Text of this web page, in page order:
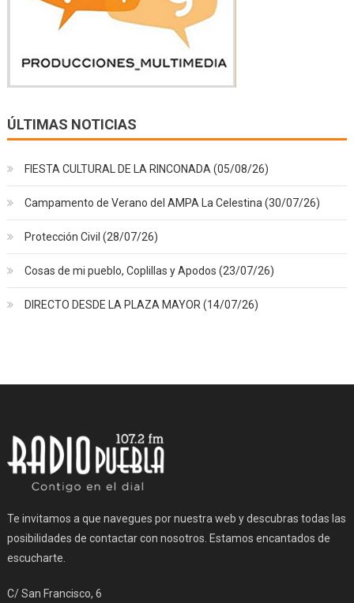
ÚLTIMAS NOTICIAS
FIESTA CULTURAL DE LA RINCONADA (05/08/26)
Campamento de Verano del AMPA La Celestina (30/07/26)
Protección Civil (28/07/26)
Cosas de mi pueblo, Coplillas y Apodos (23/07/26)
DIRECTO DESDE LA PLAZA MAYOR (14/07/26)
Te invitamos a que navegues por nuestra web y descubras todas las
posibilidades de contactar con nosotros. Estamos encantados de
escucharte.
C/ San Francisco, 6